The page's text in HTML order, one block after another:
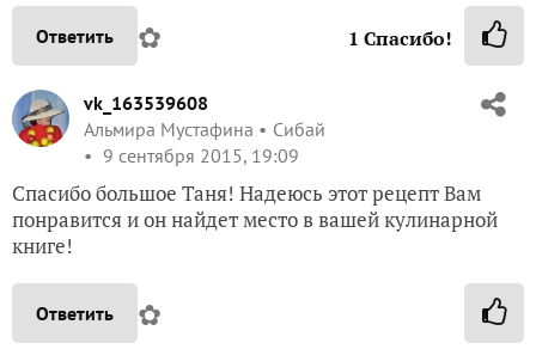
Ответить ✿ 1 Спасибо!
vk_163539608
Альмира Мустафина
Сибай
9 сентября 2015, 19:09
Спасибо большое Таня! Надеюсь этот рецепт Вам
понравится и он найдет место в вашей кулинарной
книге!
Ответить ✿